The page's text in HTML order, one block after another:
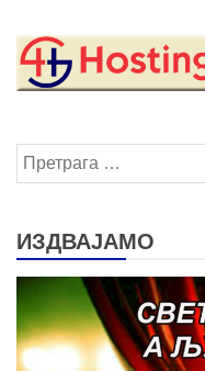
Претрага
за:
ИЗДВАЈАМО